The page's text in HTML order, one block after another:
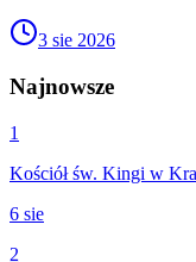
3 sie 2026
Najnowsze
1
Kościół św. Kingi w
6 sie
2